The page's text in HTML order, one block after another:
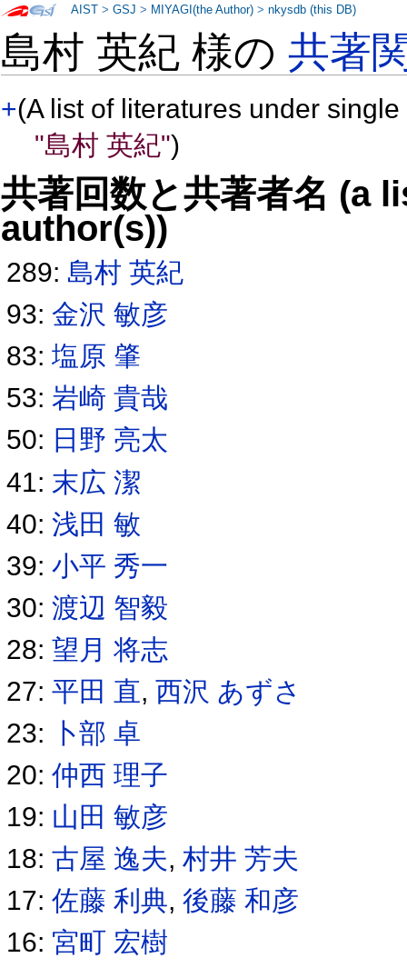
島村 英紀 様の共著
+(A list of literatures under
"島村 英紀")
共著回数と共著者名 (a
author(s))
289: 島村 英紀
93:金沢 敏彦
83:塩原 肇
53:岩崎 貴哉
50: 日野 亮太
41: 末広 潔
40:浅田 敏
39:小平 秀一
30:渡辺 智毅
28:望月 将志
27:平田 直,西沢 あずさ
23:
卜部 卓
20:仲西 理子
19: 山田 敏彦
18:古屋 逸夫,村井 芳夫
17:佐藤 利典,後藤 和彦
16: 宮町 宏樹
AIST >GSJ > MIYAGI(the Author) >nkysdb (this DB)